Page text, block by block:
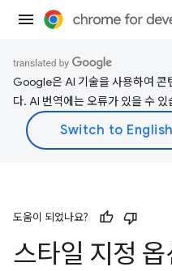
Google은 AI 기술을 사용하여 콘
다. AI 번역에는 오류가 있을 수 있
도움이 되었나요?
스타일 지정 옵